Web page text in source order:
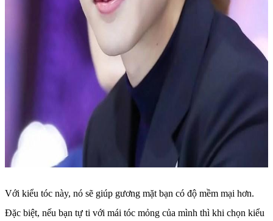
Với kiểu tóc này, nó sẽ giúp gương mặt bạn có độ mềm mại hơn.
Đặc biệt, nếu bạn tự ti với mái tóc mỏng của mình thì khi chọn kiểu